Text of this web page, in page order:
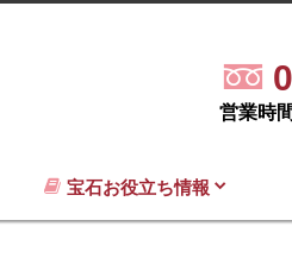
営業時
宝石お役立ち情報